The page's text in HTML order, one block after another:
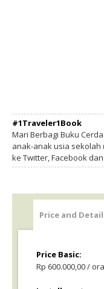
#1Traveler1Book
Mari Berbagi Buku
anak-anak usia sekolah
ke Twitter, Facebook
Price and
Price Basic:
Rp 600.000,00 /